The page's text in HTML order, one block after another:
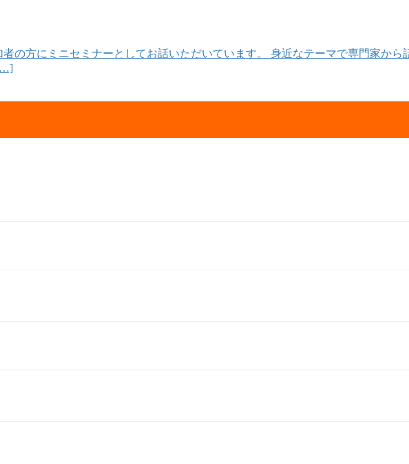
の方にミニセミナーとしてお話いただいています。 身近なテーマで専門家か